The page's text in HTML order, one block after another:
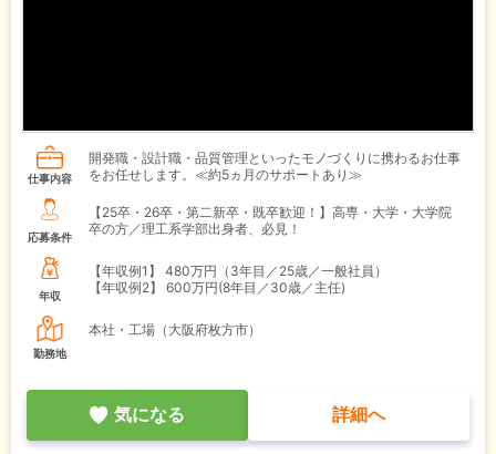
仕事内容
開発職・設計職・品質管理といったモノづくりに携わるお仕事
をお任せします。≪約5ヵ月のサポートあり≫
応募条件
【25卒・26卒・第二新卒・既卒歓迎！】高専・大学・大学院
卒の方／理工系学部出身者、必見！
年収
【年収例1】
480万円（3年目／25歳／一般社員）
【年収例2】
600万円(8年目／30歳／主任)
勤務地
本社・工場（大阪府枚方市）
気になる 詳細へ